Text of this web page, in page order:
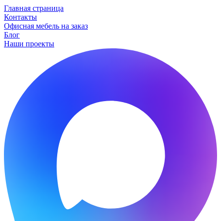
Главная страница
Контакты
Офисная мебель на заказ
Блог
Наши проекты